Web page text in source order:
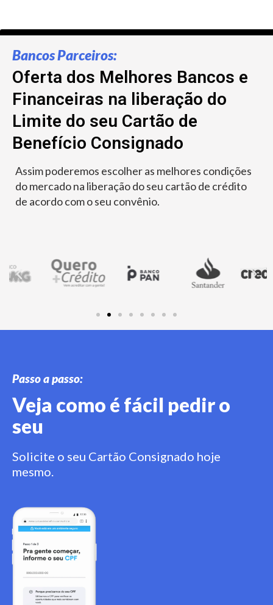
Bancos Parceiros:
Oferta dos Melhores Bancos e
Financeiras na liberação do
Limite do seu Cartão de
Benefício Consignado
Assim poderemos escolher as melhores condições
do mercado na liberação do seu cartão de crédito
de acordo com o seu convênio.
Passo a passo:
Veja como é fácil pedir o
seu
Solicite o seu Cartão Consignado hoje
mesmo.